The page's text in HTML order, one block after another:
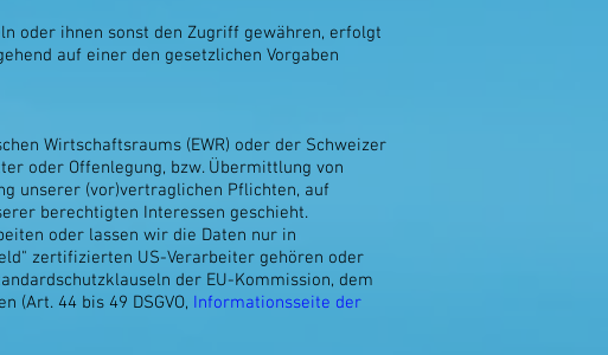
oder ihnen sonst den Zugriff gewähren, erfolgt
auf einer den gesetzlichen Vorgaben
Wirtschaftsraums (EWR) oder der Schweizer
oder Offenlegung, bzw. Übermittlung von
unserer (vor)vertraglichen Pflichten, auf
berechtigten Interessen geschieht.
oder lassen wir die Daten nur in
zertifizierten US-Verarbeiter gehören oder
der EU-Kommission, dem
44 bis 49 DSGVO, Informationsseite der